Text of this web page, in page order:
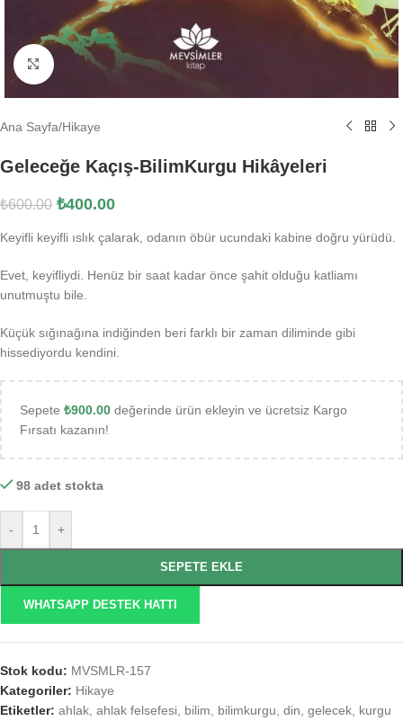
Büyütmek için tıklayın
Ana Sayfa/Hikaye
Geleceğe Kaçış-BilimKurgu Hikâyeleri
₺600.00 ₺400.00
Keyifli keyifli ıslık çalarak, odanın öbür ucundaki kabine doğru yürüdü.
Evet, keyifliydi. Henüz bir saat kadar önce şahit olduğu katliamı
unutmuştu bile.
Küçük sığınağına indiğinden beri farklı bir zaman diliminde gibi
hissediyordu kendini.
Sepete ₺900.00 değerinde ürün ekleyin ve ücretsiz Kargo
Fırsatı kazanın!
98 adet stokta
- +
SEPETE EKLE
WHATSAPP DESTEK HATTI
Stok kodu: MVSMLR-157
Kategoriler: Hikaye
Etiketler: ahlak ahlak felsefesi bilim bilimkurgu din gelecek kurgu